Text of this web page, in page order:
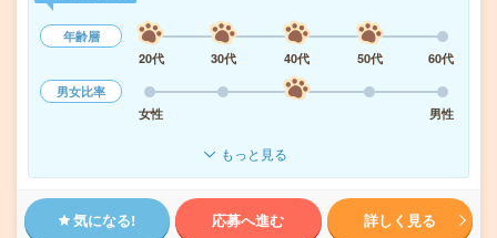
年齢層
20代
30代 40代 50代
60代
男女比率
女性
男性
もっと見る
気になる! 応募へ進む 詳しく見る